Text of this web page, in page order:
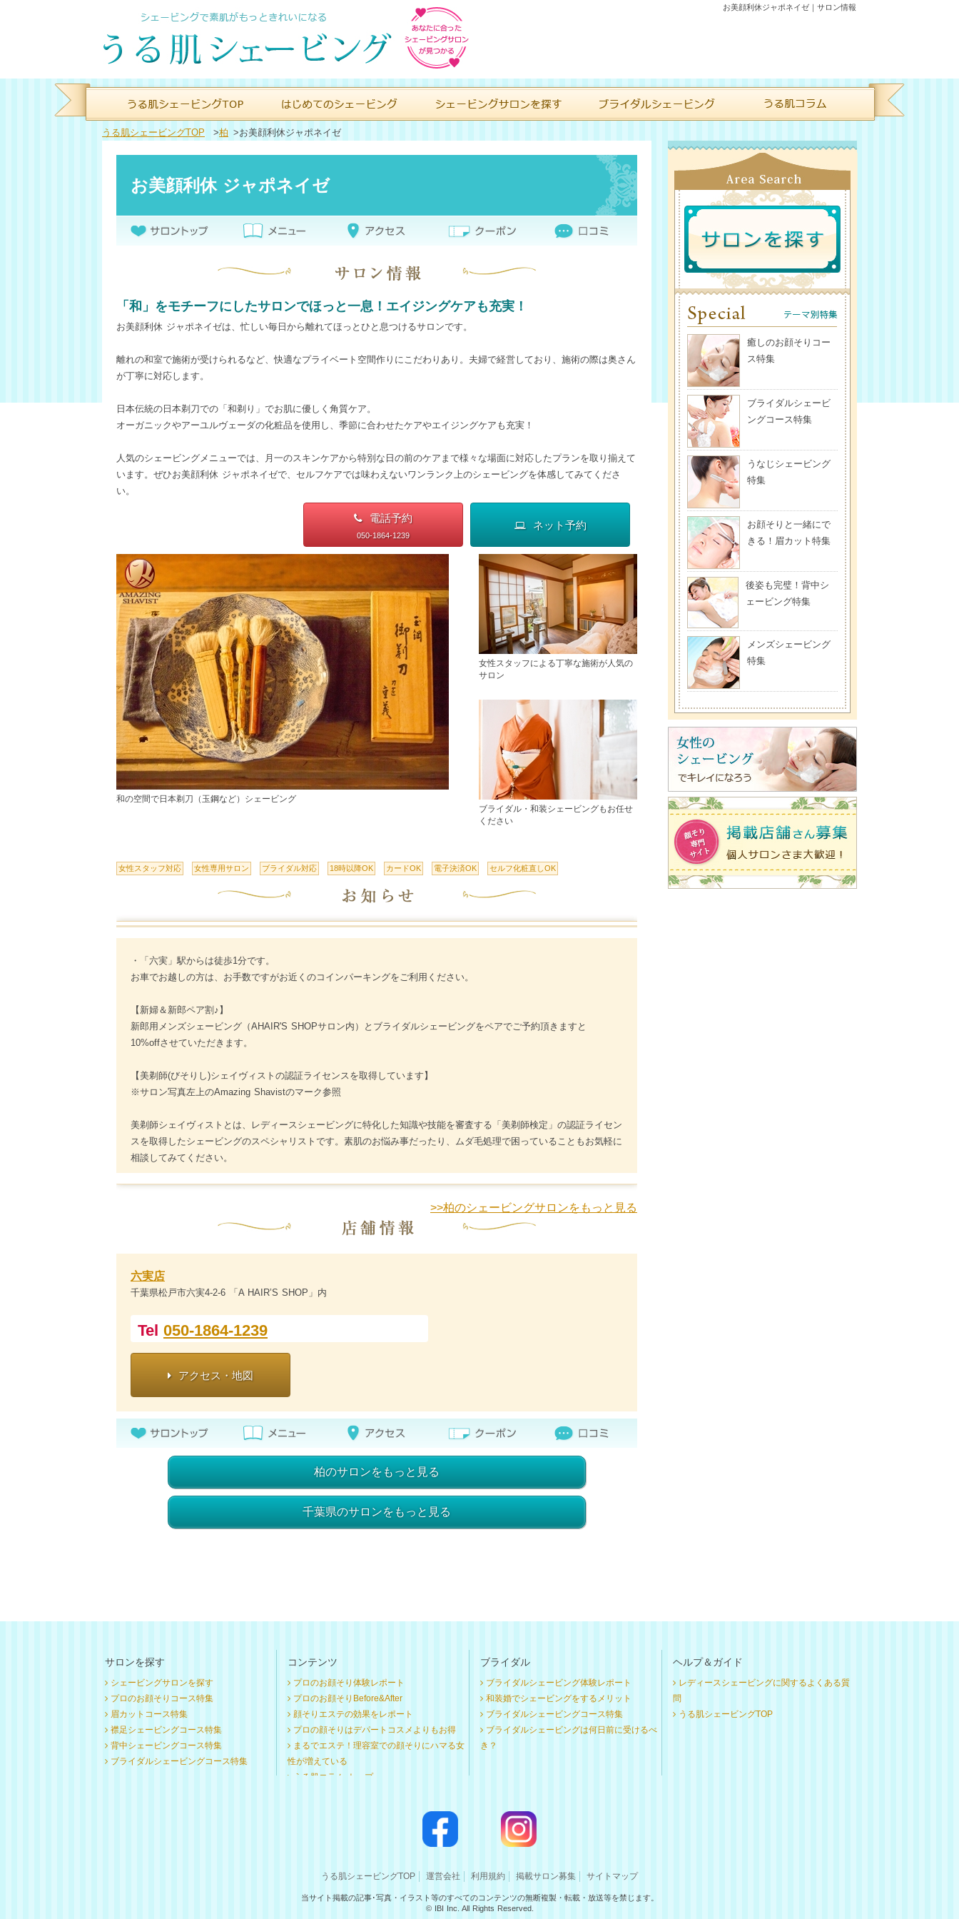
お美顔利休ジャポネイゼ｜サロン情報
うる肌シェービングTOP >柏 >お美顔利休ジャポネイゼ
お美顔利休 ジャポネイゼ
「和」をモチーフにしたサロンでほっと一息！エイジングケアも充実！
お美顔利休 ジャポネイゼは、忙しい毎日から離れてほっとひと息つけるサロンです。
離れの和室で施術が受けられるなど、快適なプライベート空間作りにこだわりあり。夫婦で経営しており、施術の際は奥さん
が丁寧に対応します。
日本伝統の日本剃刀での「和剃り」でお肌に優しく角質ケア。
オーガニックやアーユルヴェーダの化粧品を使用し、季節に合わせたケアやエイジングケアも充実！
人気のシェービングメニューでは、月一のスキンケアから特別な日の前のケアまで様々な場面に対応したプランを取り揃えて
います。ぜひお美顔利休 ジャポネイゼで、セルフケアでは味わえないワンランク上のシェービングを体感してみてくださ
い。
電話予約
050-1864-1239
ネット予約
和の空間で日本剃刀（玉鋼など）シェービング
女性スタッフによる丁寧な施術が人気の
サロン
ブライダル・和装シェービングもお任せ
ください
女性スタッフ対応 女性専用サロン ブライダル対応 18時以降OK カードOK 電子決済OK セルフ化粧直しOK
・「六実」駅からは徒歩1分です。
お車でお越しの方は、お手数ですがお近くのコインパーキングをご利用ください。
【新婦＆新郎ペア割♪】
新郎用メンズシェービング（AHAIR'S SHOPサロン内）とブライダルシェービングをペアでご予約頂きますと
10%offさせていただきます。
【美剃師(びそりし)シェイヴィストの認証ライセンスを取得しています】
※サロン写真左上のAmazing Shavistのマーク参照
美剃師シェイヴィストとは、レディースシェービングに特化した知識や技能を審査する「美剃師検定」の認証ライセン
スを取得したシェービングのスペシャリストです。素肌のお悩み事だったり、ムダ毛処理で困っていることもお気軽に
相談してみてください。
>>柏のシェービングサロンをもっと見る
六実店
千葉県松戸市六実4-2-6 「A HAIR’S SHOP」内
Tel 050-1864-1239
アクセス・地図
柏のサロンをもっと見る
千葉県のサロンをもっと見る
癒しのお顔そりコー
ス特集
ブライダルシェービ
ングコース特集
うなじシェービング
特集
お顔そりと一緒にで
きる！眉カット特集
後姿も完璧！背中シ
ェービング特集
メンズシェービング
特集
サロンを探す
シェービングサロンを探す
プロのお顔そりコース特集
眉カットコース特集
襟足シェービングコース特集
背中シェービングコース特集
ブライダルシェービングコース特集
コンテンツ
プロのお顔そり体験レポート
プロのお顔そりBefore&After
顔そりエステの効果をレポート
プロの顔そりはデパートコスメよりもお得
まるでエステ！理容室での顔そりにハマる女
性が増えている
うる肌コラム トップ
ブライダル
ブライダルシェービング体験レポート
和装婚でシェービングをするメリット
ブライダルシェービングコース特集
ブライダルシェービングは何日前に受けるべ
き？
ヘルプ＆ガイド
レディースシェービングに関するよくある質
問
うる肌シェービングTOP
うる肌シェービングTOP 運営会社 利用規約 掲載サロン募集 サイトマップ
当サイト掲載の記事･写真・イラスト等のすべてのコンテンツの無断複製・転載・放送等を禁じます。
© IBI Inc. All Rights Reserved.